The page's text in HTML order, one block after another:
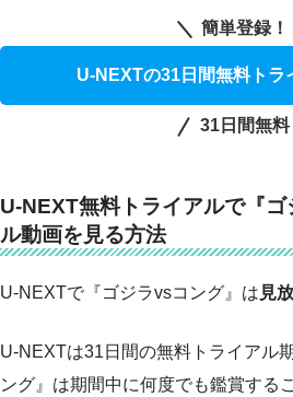
簡単登録！
U-NEXTの31日間無料トラ
31日間無料
U-NEXT無料トライアルで『
ル動画を見る方法
U-NEXTで『ゴジラvsコング』は 見
U-NEXTは31日間の無料トライアル
ング』は期間中に何度でも鑑賞する